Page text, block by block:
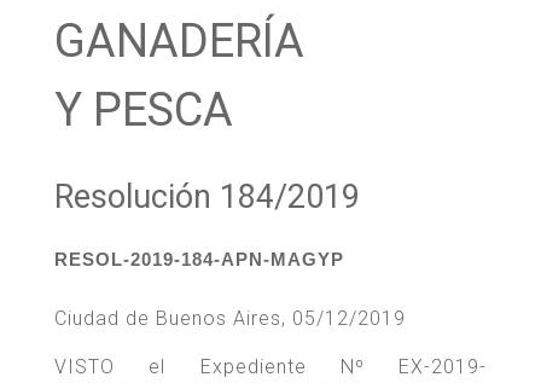
GANADERÍA
Y PESCA
Resolución 184/2019
RESOL-2019-184-APN-MAGYP
Ciudad de Buenos Aires, 05/12/2019
VISTO el Expediente Nº EX-2019-